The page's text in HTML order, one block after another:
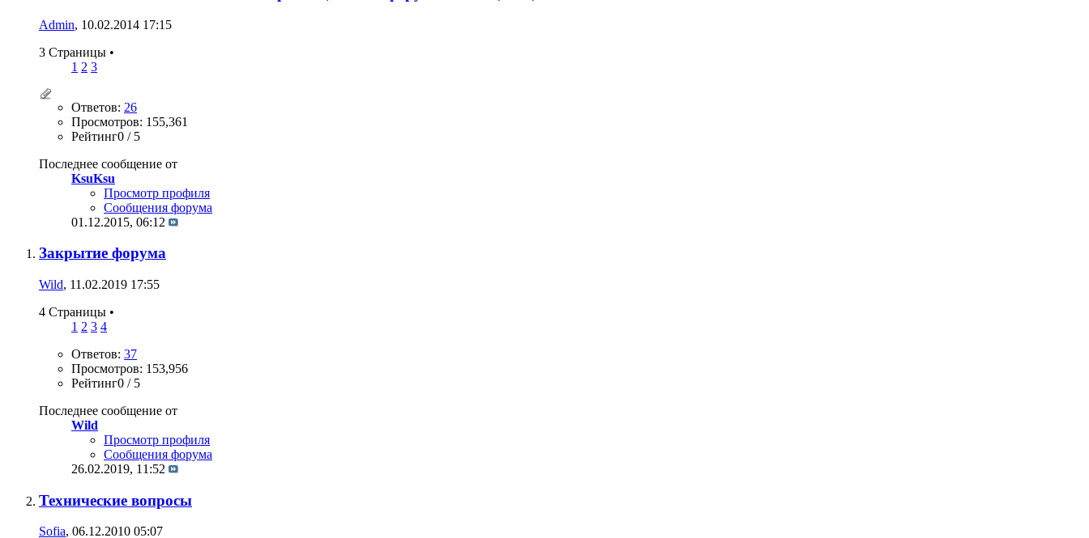
Admin, 10.02.2014 17:15
3 Страницы •
1 2 3
Ответов: 26
Просмотров: 155,361
Рейтинг0 / 5
Последнее сообщение от
KsuKsu
Просмотр профиля
Сообщения форума
01.12.2015, 06:12
Закрытие форума
Wild, 11.02.2019 17:55
4 Страницы •
1 2 3 4
Ответов: 37
Просмотров: 153,956
Рейтинг0 / 5
Последнее сообщение от
Wild
Просмотр профиля
Сообщения форума
26.02.2019, 11:52
Технические вопросы
Sofia, 06.12.2010 05:07